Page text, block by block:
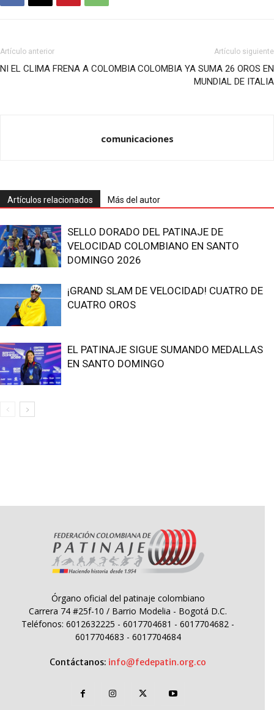
Artículo anterior
NI EL CLIMA FRENA A COLOMBIA
Artículo siguiente
COLOMBIA YA SUMA 26 OROS EN
MUNDIAL DE ITALIA
comunicaciones
Artículos relacionados Más del autor
SELLO DORADO DEL PATINAJE DE
VELOCIDAD COLOMBIANO EN SANTO
DOMINGO 2026
¡GRAND SLAM DE VELOCIDAD! CUATRO DE
CUATRO OROS
EL PATINAJE SIGUE SUMANDO MEDALLAS
EN SANTO DOMINGO
Órgano oficial del patinaje colombiano
Carrera 74 #25f-10 / Barrio Modelia - Bogotá D.C.
Teléfonos: 6012632225 - 6017704681 - 6017704682 -
6017704683 - 6017704684
Contáctanos: info@fedepatin.org.co